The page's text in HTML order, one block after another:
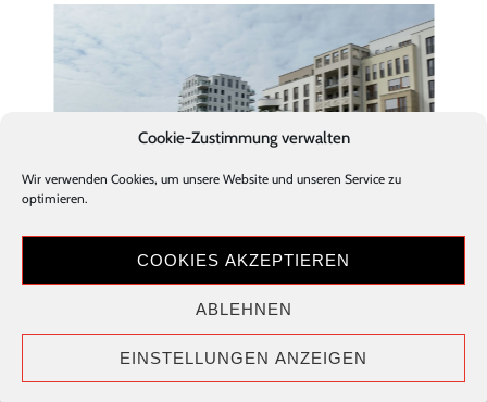
Cookie-Zustimmung verwalten
Wir verwenden Cookies, um unsere Website und unseren Service zu
optimieren.
COOKIES AKZEPTIEREN
ABLEHNEN
EINSTELLUNGEN ANZEIGEN
Robert-Bosch-Straße 17-19
Tel.: +49 (0) 5251 / 688889 - 0
Fax.: +49 (0) 5251 / 688889 - 9
E-Mail: info@betonfertigteile.info
Datenschutz AGB